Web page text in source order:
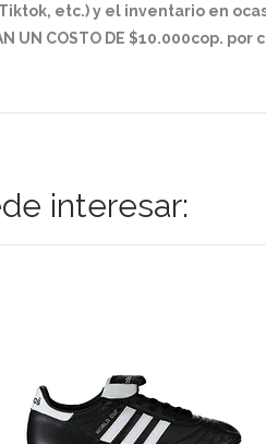
etc.) y el inventario en
UN COSTO DE $10.000cop.
interesar: